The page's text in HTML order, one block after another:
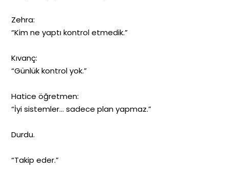
Zehra:
“Kim ne yaptı kontrol etmedik.”
Kıvanç:
“Günlük kontrol yok.”
Hatice öğretmen:
“İyi sistemler… sadece plan yapmaz.”
Durdu.
“Takip eder.”